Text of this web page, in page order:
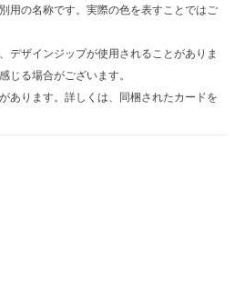
用の名称です。実際の色を表すことではご
デザインジップが使用されることがありま
じる場合がございます。
あります。詳しくは、同梱されたカードを